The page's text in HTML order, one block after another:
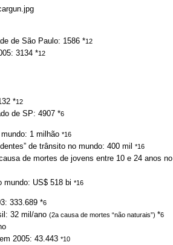
de São Paulo: 1586 *12
3134 *12
*12
de SP: 4907 *6
1 milhão *16
de trânsito no mundo: 400 mil *16
de mortes de jovens entre 10 e 24 anos no
mundo: US$ 518 bi *16
333.689 *6
32 mil/ano (2a causa de mortes “não naturais”) *6
2005: 43.443 *10